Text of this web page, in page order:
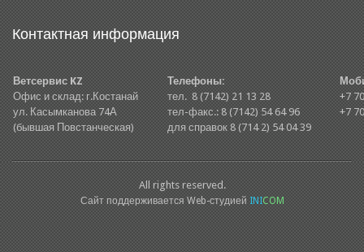
Контактная информация
Ветсервис KZ
Офис и склад: г.Костанай
ул. Касымканова 74А
(бывшая Повстанческая)
Телефоны:
тел. 8 (7142) 21 13 28
тел-факс.: 8 (7142) 54 64 96
для справок 8 (714 2) 54 04 39
+7
+7
All rights reserved.
Сайт поддерживается Web-студией INICOM